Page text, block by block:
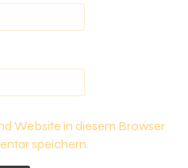
Website in diesem Browser
speichern.